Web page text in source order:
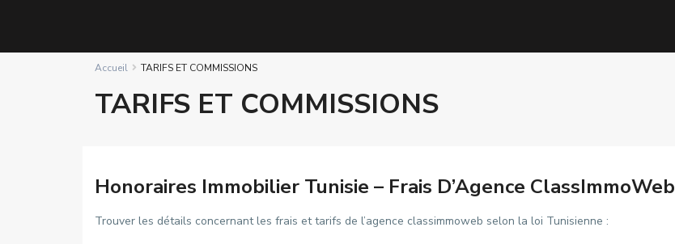
Accueil TARIFS ET COMMISSIONS
TARIFS ET COMMISSIONS
Honoraires Immobilier Tunisie – Frais D’Agence ClassImmoWeb
Trouver les détails concernant les frais et tarifs de l’agence classimmoweb selon la loi Tunisienne :